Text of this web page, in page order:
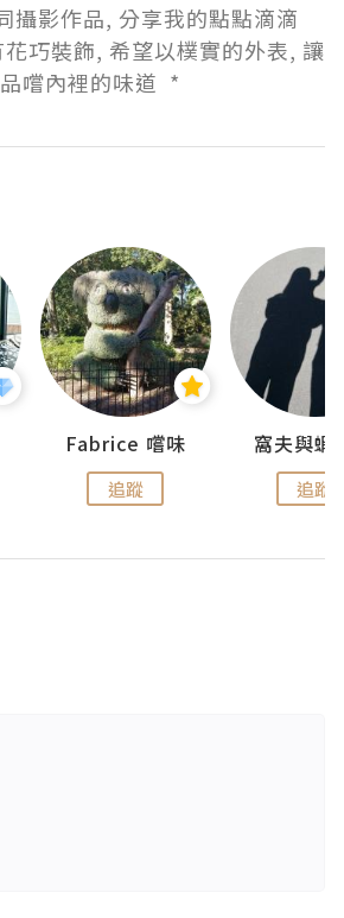
攝影作品, 分享我的點點滴滴
巧裝飾, 希望以樸實的外表, 讓
嚐內裡的味道  *
Fabrice 嚐味
追蹤
窩夫與蝦
追蹤